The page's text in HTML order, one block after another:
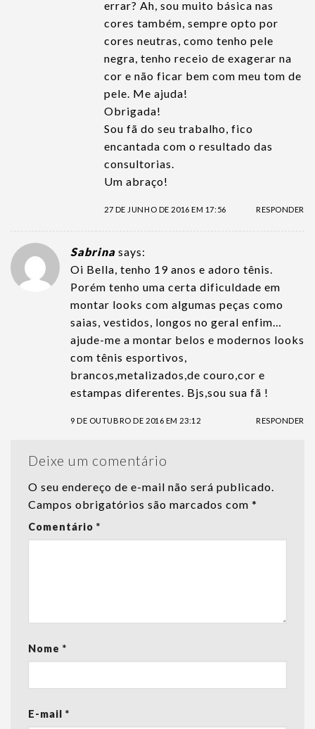
errar? Ah, sou muito básica nas
cores também, sempre opto por
cores neutras, como tenho pele
negra, tenho receio de exagerar na
cor e não ficar bem com meu tom de
pele. Me ajuda!
Obrigada!
Sou fã do seu trabalho, fico
encantada com o resultado das
consultorias.
Um abraço!
27 DE JUNHO DE 2016 EM 17:56 RESPONDER
Sabrina says:
Oi Bella, tenho 19 anos e adoro tênis.
Porém tenho uma certa dificuldade em
montar looks com algumas peças como
saias, vestidos, longos no geral enfim…
ajude-me a montar belos e modernos looks
com tênis esportivos,
brancos,metalizados,de couro,cor e
estampas diferentes. Bjs,sou sua fã !
9 DE OUTUBRO DE 2016 EM 23:12 RESPONDER
Deixe um comentário
O seu endereço de e-mail não será publicado.
Campos obrigatórios são marcados com *
Comentário *
Nome *
E-mail *